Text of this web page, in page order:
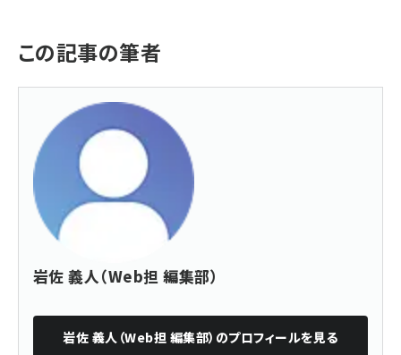
この記事の筆者
岩佐 義人（Web担 編集部）
岩佐 義人（Web担 編集部） のプロフィールを見る